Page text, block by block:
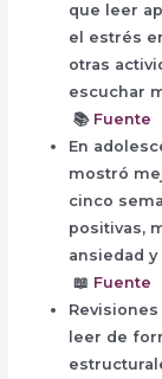
que leer
el estrés
otras
escuchar
📚 Fuente
En
mostró
cinco
positivas,
ansiedad
📖 Fuente
leer de